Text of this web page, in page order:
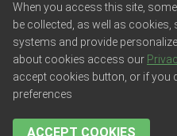
Central
Lei da
When you access this site,
be collected, as well as
systems and provide
about cookies access our
accept cookies button, or if you
preferences
ACCEPT COOKIES